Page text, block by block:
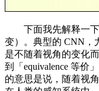
下面我先解释一下
变）。典型的 CNN，
是不随着视角的变化
到「equivalence 等价
的意思是说，随着视